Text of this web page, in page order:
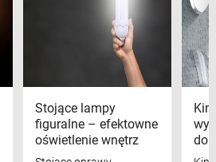
Stojące lampy
figuralne – efektowne
oświetlenie wnętrz